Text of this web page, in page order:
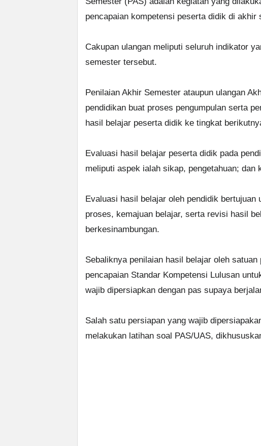
pencapaian kompetensi peserta didik di akhir
Cakupan ulangan meliputi seluruh indikator
semester tersebut.
Penilaian Akhir Semester ataupun ulangan
pendidikan buat proses pengumpulan serta
hasil belajar peserta didik ke tingkat
Evaluasi hasil belajar peserta didik pada
meliputi aspek ialah sikap, pengetahuan; dan
Evaluasi hasil belajar oleh pendidik
proses, kemajuan belajar, serta revisi hasil
berkesinambungan.
Sebaliknya penilaian hasil belajar oleh
pencapaian Standar Kompetensi Lulusan
wajib dipersiapkan dengan pas supaya
Salah satu persiapan yang wajib
melakukan latihan soal PAS/UAS,